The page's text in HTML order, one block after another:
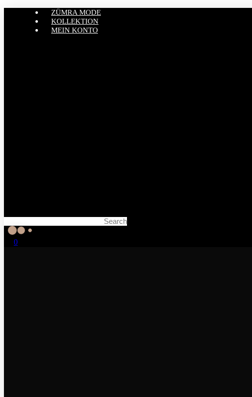
ZÜMRA MODE
KOLLEKTION
MEIN KONTO
0